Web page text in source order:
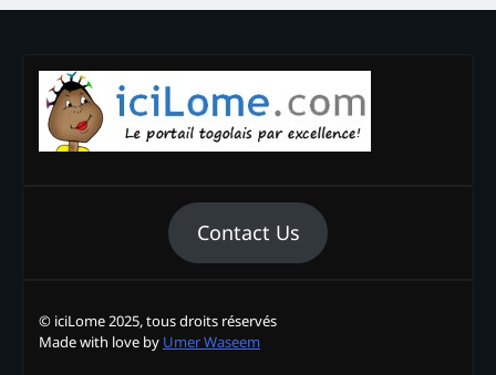
Contact Us
© iciLome 2025, tous droits réservés
Made with love by Umer Waseem